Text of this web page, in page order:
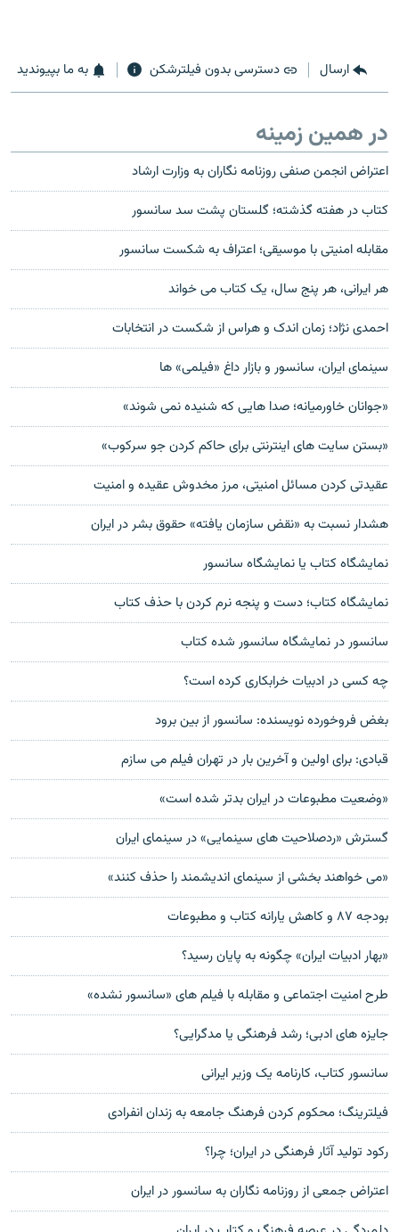
ارسال دسترسی بدون فیلترشکن به ما بپیوندید
در همین زمینه
اعتراض انجمن صنفی روزنامه نگاران به وزارت ارشاد
کتاب در هفته گذشته؛ گلستان پشت سد سانسور
مقابله امنیتی با موسیقی؛ اعتراف به شکست سانسور
هر ایرانی، هر پنج سال، یک کتاب می خواند
احمدی نژاد؛ زمان اندک و هراس از شکست در انتخابات
سینمای ایران، سانسور و بازار داغ «فیلمی» ها
«جوانان خاورمیانه؛ صدا هایی که شنیده نمی شوند»
«بستن سایت های اینترنتی برای حاکم کردن جو سرکوب»
عقيدتی کردن مسائل امنيتی، مرز مخدوش عقيده و امنيت
هشدار نسبت به «نقض سازمان يافته» حقوق بشر در ايران
نمایشگاه کتاب یا نمایشگاه سانسور
نمایشگاه کتاب؛ دست و پنجه نرم کردن با حذف کتاب
سانسور در نمايشگاه سانسور شده کتاب
چه کسی در ادبيات خرابکاری کرده است؟
بغض فروخورده نویسنده: سانسور از بین برود
قبادی: برای اولین و آخرین بار در تهران فیلم می سازم
«وضعیت مطبوعات در ایران بدتر شده است»
گسترش «ردصلاحيت های سينمايی» در سينمای ايران
«می خواهند بخشی از سينمای انديشمند را حذف کنند»
بودجه ۸۷ و کاهش یارانه کتاب و مطبوعات
«بهار ادبیات ایران» چگونه به پایان رسید؟
طرح امنیت اجتماعی و مقابله با فیلم های «سانسور نشده»
جایزه های ادبی؛ رشد فرهنگی یا مدگرایی؟
سانسور کتاب، کارنامه يک وزير ايرانی
فيلترينگ؛ محكوم كردن فرهنگ جامعه به زندان انفرادى
رکود توليد آثار فرهنگی در ايران؛ چرا؟
اعتراض جمعی از روزنامه نگاران به سانسور در ایران